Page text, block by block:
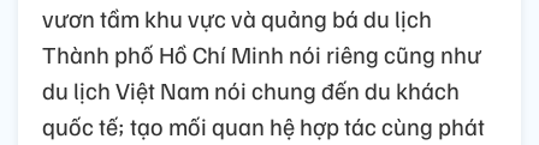
vươn tầm khu vực và quảng bá du lịch
Thành phố Hồ Chí Minh nói riêng cũng như
du lịch Việt Nam nói chung đến du khách
quốc tế; tạo mối quan hệ hợp tác cùng phát